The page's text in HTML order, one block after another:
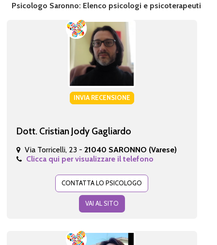
Psicologo Saronno: Elenco psicologi e psicoterapeuti
INVIA RECENSIONE
Dott. Cristian Jody Gagliardo
Via Torricelli, 23 - 21040 SARONNO (Varese)
Clicca qui per visualizzare il telefono
CONTATTA LO PSICOLOGO
VAI AL SITO